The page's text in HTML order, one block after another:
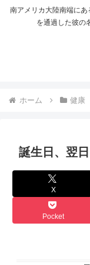
南アメリカ大陸南端に
を通過した彼の
ホーム 健康
誕生日、翌
X
Pocket